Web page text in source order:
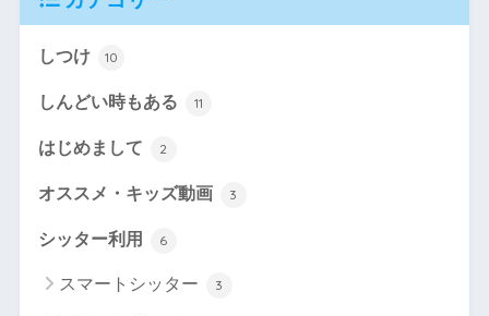
しつけ 10
しんどい時もある 11
はじめまして 2
オススメ・キッズ動画 3
シッター利用 6
スマートシッター 3